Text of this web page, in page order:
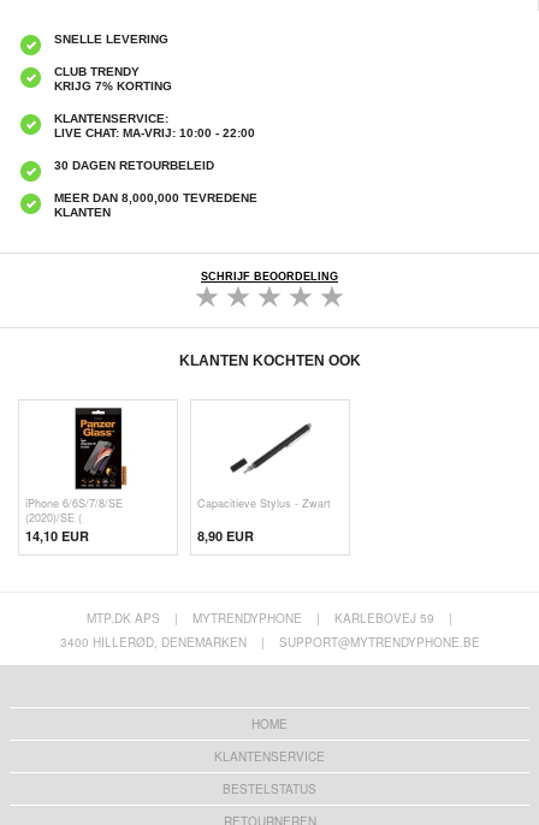
SNELLE LEVERING
CLUB TRENDY
KRIJG 7% KORTING
KLANTENSERVICE:
LIVE CHAT: MA-VRIJ: 10:00 - 22:00
30 DAGEN RETOURBELEID
MEER DAN 8,000,000 TEVREDENE
KLANTEN
SCHRIJF BEOORDELING
KLANTEN KOCHTEN OOK
iPhone 6/6S/7/8/SE
(2020)/SE (
14,10 EUR
Capacitieve Stylus - Zwart
8,90 EUR
MTP.DK APS | MYTRENDYPHONE | KARLEBOVEJ 59
|
3400 HILLERØD, DENEMARKEN
| SUPPORT@MYTRENDYPHONE.BE
HOME
KLANTENSERVICE
BESTELSTATUS